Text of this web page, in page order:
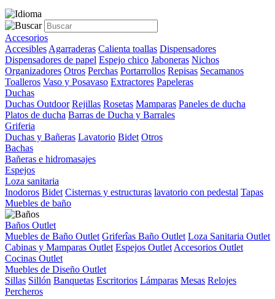
Accesorios
Accesibles Agarraderas Calienta toallas Dispensadores
Dispensadores de papel Espejo chico Jaboneras Nichos
Organizadores Otros Perchas Portarrollos Repisas Secamanos
Toalleros Vaso y Posavaso Extractores Papeleras
Duchas
Duchas Outdoor Rejillas Rosetas Mamparas Paneles de ducha
Platos de ducha Barras de Ducha y Barrales
Griferia
Duchas y Bañeras Lavatorio Bidet Otros
Bachas
Bañeras e hidromasajes
Espejos
Loza sanitaria
Inodoros Bidet Cisternas y estructuras lavatorio con pedestal Tapas
Muebles de baño
Baños Outlet
Muebles de Baño Outlet Griferîas Baño Outlet Loza Sanitaria Outlet
Cabinas y Mamparas Outlet Espejos Outlet Accesorios Outlet
Cocinas Outlet
Muebles de Diseño Outlet
Sillas Sillón Banquetas Escritorios Lámparas Mesas Relojes
Percheros